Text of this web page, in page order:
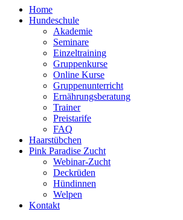
Home
Hundeschule
Akademie
Seminare
Einzeltraining
Gruppenkurse
Online Kurse
Gruppenunterricht
Ernährungsberatung
Trainer
Preistarife
FAQ
Haarstübchen
Pink Paradise Zucht
Webinar-Zucht
Deckrüden
Hündinnen
Welpen
Kontakt